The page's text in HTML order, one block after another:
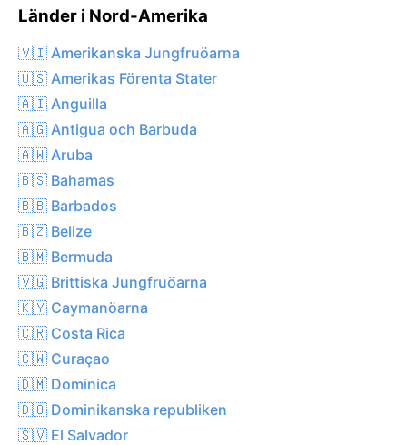
Länder i Nord-Amerika
🇻🇮 Amerikanska Jungfruöarna
🇺🇸 Amerikas Förenta Stater
🇦🇮 Anguilla
🇦🇬 Antigua och Barbuda
🇦🇼 Aruba
🇧🇸 Bahamas
🇧🇧 Barbados
🇧🇿 Belize
🇧🇲 Bermuda
🇻🇬 Brittiska Jungfruöarna
🇰🇾 Caymanöarna
🇨🇷 Costa Rica
🇨🇼 Curaçao
🇩🇲 Dominica
🇩🇴 Dominikanska republiken
🇸🇻 El Salvador